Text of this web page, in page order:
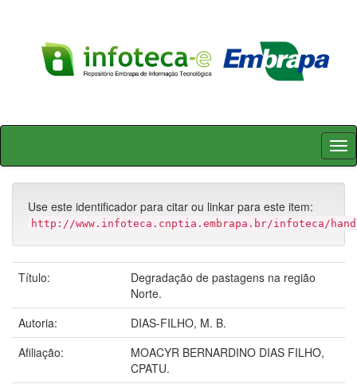
Skip
Use este identificador para citar ou linkar para este item:
http://www.infoteca.cnptia.embrapa.br/infoteca/
Título:
Degradação de pastagens na região
Norte.
Autoria:
DIAS-FILHO, M. B.
Afiliação:
MOACYR BERNARDINO DIAS FILHO,
CPATU.